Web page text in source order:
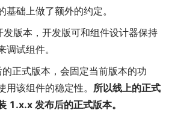
基础上做了额外的约定。
版本，开发版可和组件设计器保持
调试组件。
正式版本，会固定当前版本的功
用该组件的稳定性。 所以线上的正式
1.x.x 发布后的正式版本。